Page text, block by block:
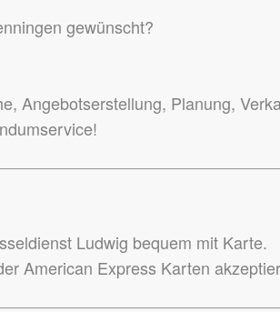
gewünscht?
Angebotserstellung, Planung,
Ludwig bequem mit Karte.
American Express Karten